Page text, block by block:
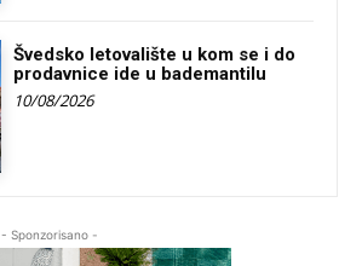
Švedsko letovalište u kom se i do
prodavnice ide u bademantilu
10/08/2026
- Sponzorisano -